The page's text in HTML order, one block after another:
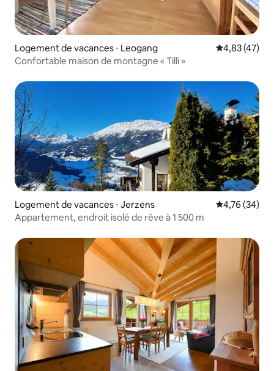
Logement de vacances ⋅ Leogang Évaluation
4,83 (47)
Confortable maison de montagne « Tilli »
Logement de vacances ⋅ Jerzens Évaluation
4,76 (34)
Appartement, endroit isolé de rêve à 1 500 m